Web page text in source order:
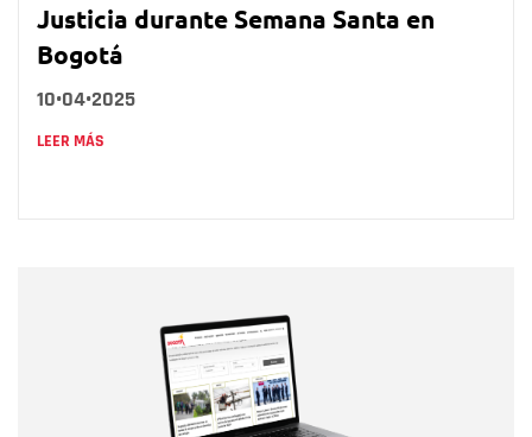
Justicia durante Semana Santa en
Bogotá
10•04•2025
LEER MÁS
Correo electrónico